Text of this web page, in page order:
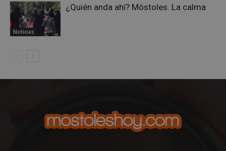
Noticias
¿Quién anda ahí? Móstoles. La calma
__cf_bm
Cloudflare Inc.
.twitter.com
29 minutos
58